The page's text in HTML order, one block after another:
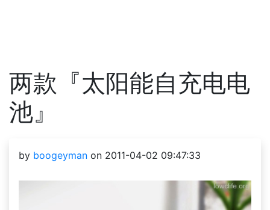
两款『太阳能自充电电
池』
by boogeyman on 2011-04-02 09:47:33